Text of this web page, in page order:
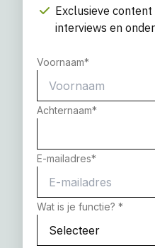
Exclusieve
interviews en
Voornaam*
Achternaam*
E-mailadres*
Wat is je functie? *